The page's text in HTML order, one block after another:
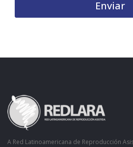
Enviar
A Red Latinoamericana de Reproducción